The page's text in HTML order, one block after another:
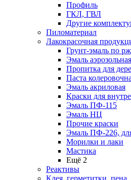
Профиль
ГКЛ, ГВЛ
Другие
Пиломатериал
Лакокрасочная
Грунт-эмаль по
Эмаль аэрозольная
Пропитка для
Паста
Эмаль акриловая
Краски для
Эмаль ПФ-115
Эмаль НЦ
Прочие краски
Эмаль ПФ-226,
Морилки и лаки
Мастика
Ещё 2
Реактивы
Клея, герметитки, пена